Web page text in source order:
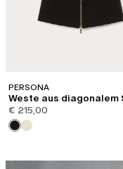
PERSONA
Weste aus
€ 215,00